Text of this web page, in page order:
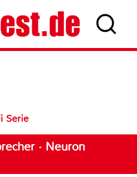
Serie
· Neuron